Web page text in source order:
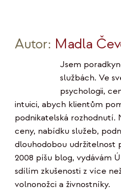
Autor: Madla
Jsem
službách. Ve
psychologii,
intuici, abych klientům
podnikatelská rozhodnutí.
ceny, nabídku služeb,
dlouhodobou udržitelnost
2008 píšu blog, vydávám
sdílím zkušenosti z více
volnonožci a živnostníky.